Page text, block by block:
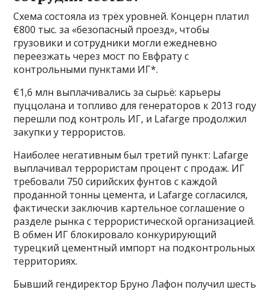
Схема состояла из трёх уровней. Концерн платил
€800 тыс. за «безопасный проезд», чтобы
грузовики и сотрудники могли ежедневно
переезжать через мост по Евфрату с
контрольными пунктами ИГ*.
€1,6 млн выплачивались за сырьё: карьеры
пуццолана и топливо для генераторов к 2013 году
перешли под контроль ИГ, и Lafarge продолжил
закупки у террористов.
Наиболее негативным был третий пункт: Lafarge
выплачивал террористам процент с продаж. ИГ
требовали 750 сирийских фунтов с каждой
проданной тонны цемента, и Lafarge согласился,
фактически заключив картельное соглашение о
разделе рынка с террористической организацией.
В обмен ИГ блокировало конкурирующий
турецкий цементный импорт на подконтрольных
территориях.
Бывший гендиректор Бруно Лафон получил шесть